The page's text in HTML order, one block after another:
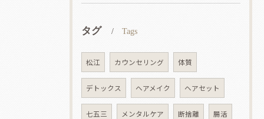
タグ Tags
松江 カウンセリング 体質
デトックス ヘアメイク ヘアセット
七五三 メンタルケア 断捨離 腸活